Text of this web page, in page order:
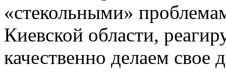
«стекольными»
Киевской области,
качественно делаем